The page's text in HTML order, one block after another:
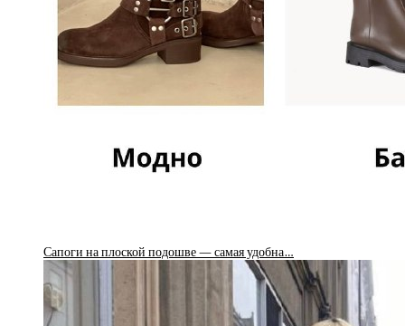
Сапоги на плоской подошве — самая удобна…